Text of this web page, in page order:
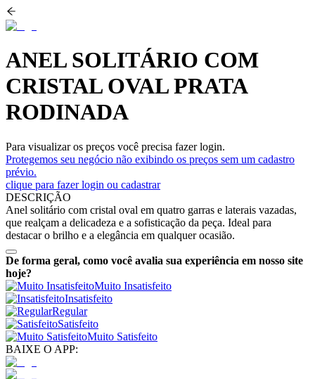
ANEL SOLITÁRIO COM
CRISTAL OVAL PRATA
RODINADA
Para visualizar os preços você precisa fazer login.
Protegemos seu negócio não exibindo os preços sem um cadastro
prévio.
clique para fazer login ou cadastrar
DESCRIÇÃO
Anel solitário com cristal oval em quatro garras e laterais vazadas,
que realçam a delicadeza e a sofisticação da peça. Ideal para
destacar o brilho e a elegância em qualquer ocasião.
De forma geral, como você avalia sua experiência em nosso site
hoje?
Muito Insatisfeito
Insatisfeito
Regular
Satisfeito
Muito Satisfeito
BAIXE O APP: